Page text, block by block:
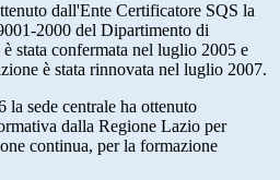
dall'Ente Certificatore SQS la
2000 del Dipartimento di
stata confermata nel luglio 2005 e
è stata rinnovata nel luglio 2007.
sede centrale ha ottenuto
dalla Regione Lazio per
continua, per la formazione